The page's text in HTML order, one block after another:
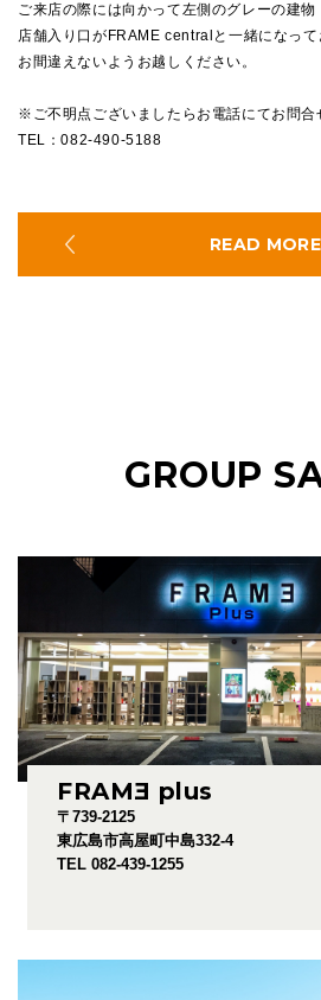
ご来店の際には向かって左側のグレーの建物
店舗入り口がFRAME centralと一緒になって
お間違えないようお越しください。
※ご不明点ございましたらお電話にてお問合
TEL：082-490-5188
READ MORE
GROUP
FRAME plus
〒739-2125
東広島市高屋町中島332-4
TEL 082-439-1255